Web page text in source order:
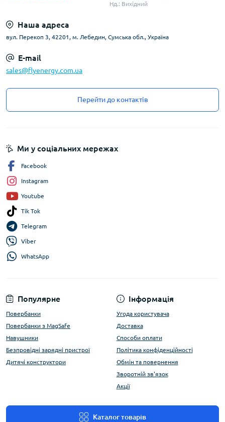
Нд.: Вихідний
Наша адреса
вул. Перекоп 3, 42201, м. Лебедин, Сумська обл., Україна
E-mail
sales@flyenergy.com.ua
Перейти до контактів
Популярне
Повербанки
Повербанки з MagSafe
Навушники
Безпровідні зарядні пристрої
Дитячі конструктори
Інформація
Угода користувача
Доставка
Способи оплати
Політика конфіденційності
Обмін та повернення
Зворотній зв'язок
Акції
Каталог товарів
Ми у соціальних мережах
Facebook
Instagram
Youtube
Tik Tok
Telegram
Viber
WhatsApp